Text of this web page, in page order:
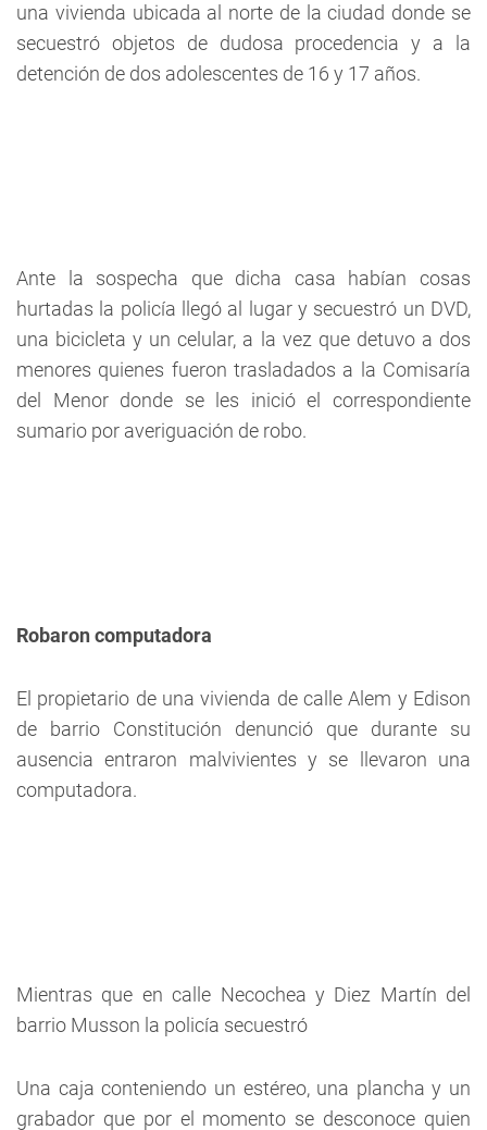
una vivienda ubicada al norte de la ciudad donde se
secuestró objetos de dudosa procedencia y a la
detención de dos adolescentes de 16 y 17 años.
Ante la sospecha que dicha casa habían cosas
hurtadas la policía llegó al lugar y secuestró un DVD,
una bicicleta y un celular, a la vez que detuvo a dos
menores quienes fueron trasladados a la Comisaría
del Menor donde se les inició el correspondiente
sumario por averiguación de robo.
Robaron computadora
El propietario de una vivienda de calle Alem y Edison
de barrio Constitución denunció que durante su
ausencia entraron malvivientes y se llevaron una
computadora.
Mientras que en calle Necochea y Diez Martín del
barrio Musson la policía secuestró
Una caja conteniendo un estéreo, una plancha y un
grabador que por el momento se desconoce quien